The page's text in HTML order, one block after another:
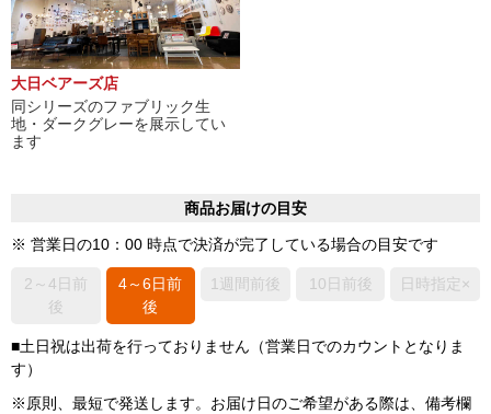
大日ベアーズ店
同シリーズのファブリック生
地・ダークグレーを展示してい
ます
商品お届けの目安
※ 営業日の10：00 時点で決済が完了している場合の目安です
2～4日前
後
4～6日前
後
1週間前後 10日前後 日時指定×
■土日祝は出荷を行っておりません（営業日でのカウントとなりま
す）
※原則、最短で発送します。お届け日のご希望がある際は、備考欄